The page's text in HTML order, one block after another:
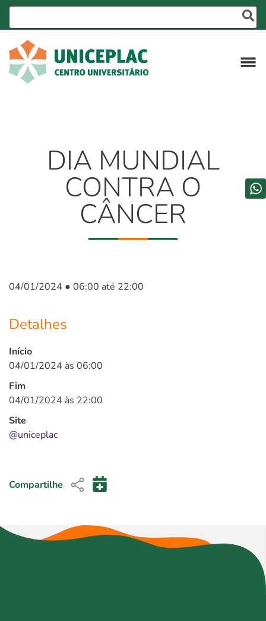
DIA MUNDIAL
CONTRA O
CÂNCER
04/01/2024 ● 06:00 até 22:00
Detalhes
Início
04/01/2024 às 06:00
Fim
04/01/2024 às 22:00
Site
@uniceplac
Compartilhe